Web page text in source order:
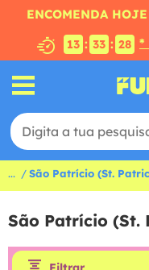
ENCOMENDA
13 : 33 : 28 *
... São Patrício (St.
São Patrício (St.